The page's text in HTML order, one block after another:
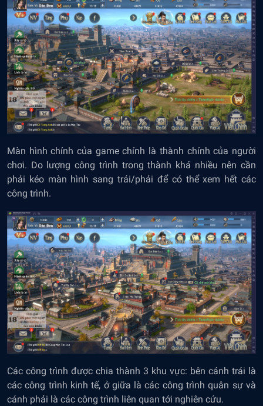
Màn hình chính của game chính là thành chính của người
chơi. Do lượng công trình trong thành khá nhiều nên cần
phải kéo màn hình sang trái/phải để có thể xem hết các
công trình.
Các công trình được chia thành 3 khu vực: bên cánh trái là
các công trình kinh tế, ở giữa là các công trình quân sự và
cánh phải là các công trình liên quan tới nghiên cứu.